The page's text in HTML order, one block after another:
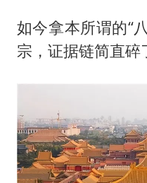
如今拿本所谓的“
宗，证据链简直碎